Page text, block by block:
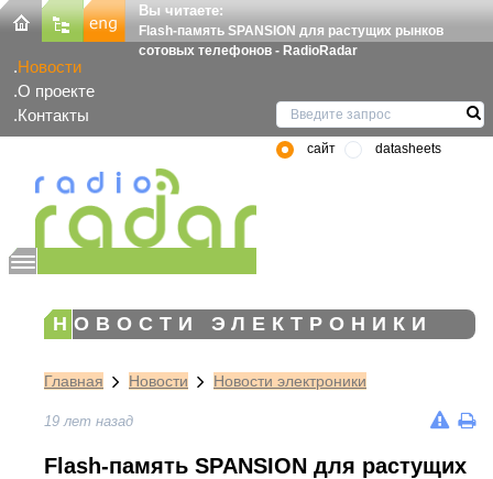
Вы читаете:
Flash-память SPANSION для растущих рынков
сотовых телефонов - RadioRadar
Новости
О проекте
Контакты
сайт datasheets
НОВОСТИ ЭЛЕКТРОНИКИ
Главная Новости Новости электроники
19 лет назад
Flash-память SPANSION для растущих